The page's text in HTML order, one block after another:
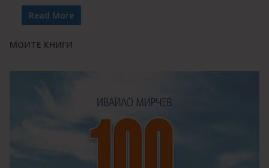
Read More
МОИТЕ КНИГИ